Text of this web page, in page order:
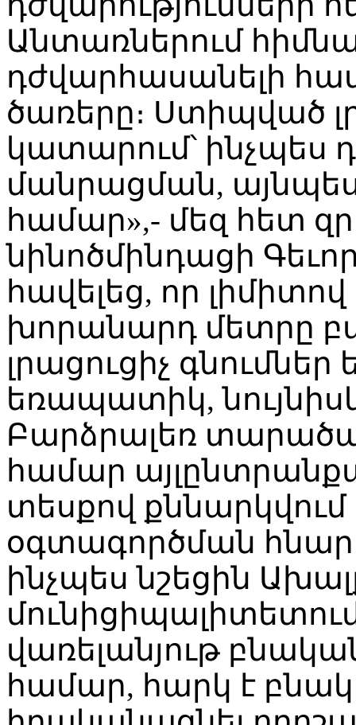
Անտառներում
դժվարհասանելի
ծառերը։ Ստիպված
կատարում՝ ինչպես
մանրացման,
համար»,- մեզ հետ
նինոծմինդացի
հավելեց, որ
խորանարդ մետրը
լրացուցիչ
եռապատիկ,
Բարձրալեռ
համար
տեսքով
օգտագործման
ինչպես նշեցին
վառելանյութ
համար, հարկ է